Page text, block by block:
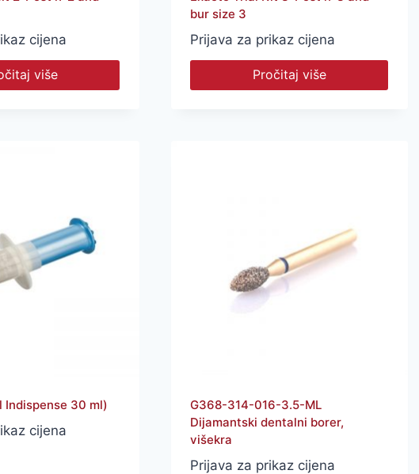
cijena
više
bur size 3
Prijava za prikaz cijena
Pročitaj više
Indispense 30 ml)
cijena
G368-314-016-3.5-ML
Dijamantski dentalni borer,
višekra
Prijava za prikaz cijena